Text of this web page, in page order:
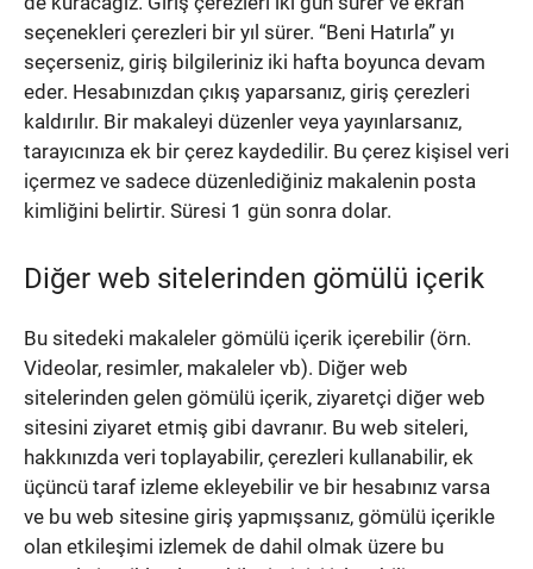
seçenekleri çerezleri bir yıl sürer. “Beni Hatırla” yı
seçerseniz, giriş bilgileriniz iki hafta boyunca devam
eder. Hesabınızdan çıkış yaparsanız, giriş çerezleri
kaldırılır. Bir makaleyi düzenler veya yayınlarsanız,
tarayıcınıza ek bir çerez kaydedilir. Bu çerez kişisel veri
içermez ve sadece düzenlediğiniz makalenin posta
kimliğini belirtir. Süresi 1 gün sonra dolar.
Diğer web sitelerinden gömülü içerik
Bu sitedeki makaleler gömülü içerik içerebilir (örn.
Videolar, resimler, makaleler vb). Diğer web
sitelerinden gelen gömülü içerik, ziyaretçi diğer web
sitesini ziyaret etmiş gibi davranır. Bu web siteleri,
hakkınızda veri toplayabilir, çerezleri kullanabilir, ek
üçüncü taraf izleme ekleyebilir ve bir hesabınız varsa
ve bu web sitesine giriş yapmışsanız, gömülü içerikle
olan etkileşimi izlemek de dahil olmak üzere bu